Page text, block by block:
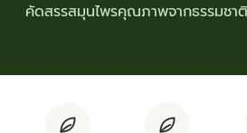
คัดสรรสมุนไพรคุณภาพจากธรรมช